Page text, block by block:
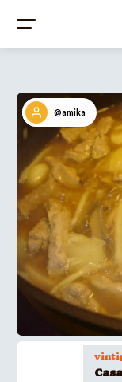
@amika